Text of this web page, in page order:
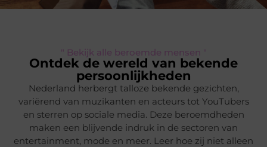
" Bekijk alle beroemde mensen "
Ontdek de wereld van bekende
persoonlijkheden
Nederland herbergt talloze bekende gezichten,
variërend van muzikanten en acteurs tot YouTubers
en sterren op sociale media. Deze beroemdheden
maken een blijvende indruk in de sectoren van
entertainment, mode en meer. Leer hoe zij niet alleen